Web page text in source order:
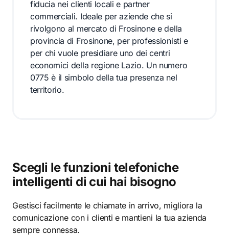
fiducia nei clienti locali e partner
commerciali. Ideale per aziende che si
rivolgono al mercato di Frosinone e della
provincia di Frosinone, per professionisti e
per chi vuole presidiare uno dei centri
economici della regione Lazio. Un numero
0775 è il simbolo della tua presenza nel
territorio.
Scegli le funzioni telefoniche
intelligenti di cui hai bisogno
Gestisci facilmente le chiamate in arrivo, migliora la
comunicazione con i clienti e mantieni la tua azienda
sempre connessa.